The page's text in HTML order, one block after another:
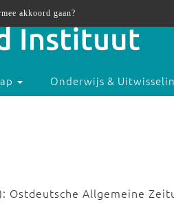
Onderwijs &
Ostdeutsche Allgemeine
akkoord gaan?